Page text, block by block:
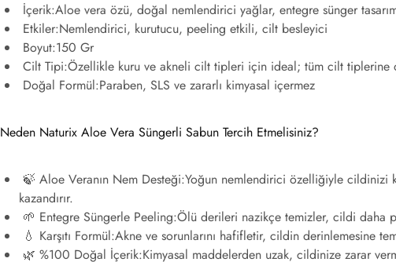
İçerik:Aloe vera özü, doğal nemlendirici yağlar, entegre sünger
Etkiler:Nemlendirici, kurutucu, peeling etkili, cilt besleyici
Boyut:150 Gr
Cilt Tipi:Özellikle kuru ve akneli cilt tipleri için ideal; tüm cilt tiplerine
Doğal Formül:Paraben, SLS ve zararlı kimyasal içermez
Neden Naturix Aloe Vera Süngerli Sabun Tercih Etmelisiniz?
🍃 Aloe Veranın Nem Desteği:Yoğun nemlendirici özelliğiyle cildinizi
kazandırır.
🌱 Entegre Süngerle Peeling:Ölü derileri nazikçe temizler, cildi daha
💧 Karşıtı Formül:Akne ve sorunlarını hafifletir, cildin derinlemesine
🌿 %100 Doğal İçerik:Kimyasal maddelerden uzak, cildinize zarar